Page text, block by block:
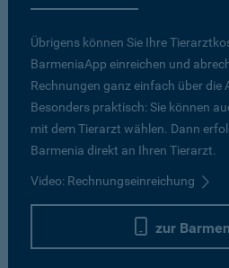
Übrigens können Sie Ihre
BarmeniaApp einreichen und
Rechnungen ganz einfach über die
Besonders praktisch: Sie können
mit dem Tierarzt wählen. Dann
Barmenia direkt an Ihren Tierarzt.
Video: Rechnungseinreichung
zur